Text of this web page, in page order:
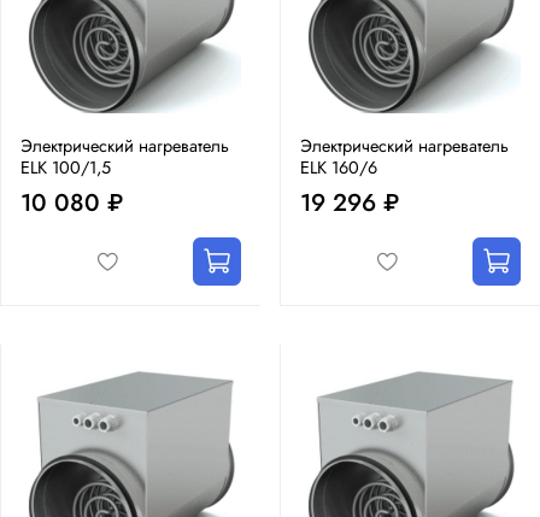
Электрический нагреватель
ELK 100/1,5
10 080 ₽
Электрический нагреватель
ELK 160/6
19 296 ₽